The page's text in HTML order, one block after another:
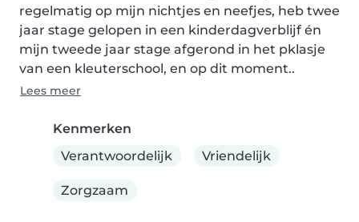
regelmatig op mijn nichtjes en neefjes, heb twee
jaar stage gelopen in een kinderdagverblijf én
mijn tweede jaar stage afgerond in het pklasje
van een kleuterschool, en op dit moment..
Lees meer
Kenmerken
Verantwoordelijk
Vriendelijk
Zorgzaam